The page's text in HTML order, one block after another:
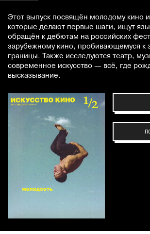
Этот выпуск посвящён молодому кино
которые делают первые шаги, ищут
обращён к дебютам на российских
зарубежному кино, пробивающемуся к
границы. Также исследуются театр,
современное искусство — всё, где
высказывание.